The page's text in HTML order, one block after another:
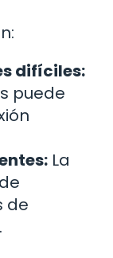
difíciles:
puede
La
de